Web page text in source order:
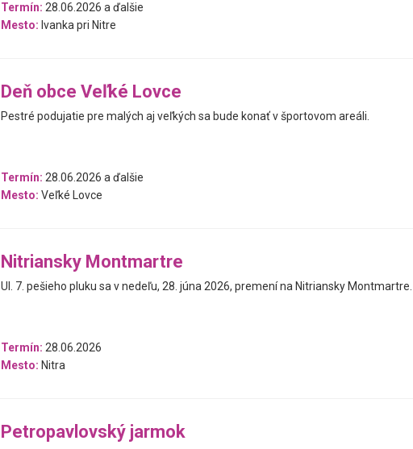
Termín: 28.06.2026 a ďalšie
Mesto: Ivanka pri Nitre
Deň obce Veľké Lovce
Pestré podujatie pre malých aj veľkých sa bude konať v športovom areáli.
Termín: 28.06.2026 a ďalšie
Mesto: Veľké Lovce
Nitriansky Montmartre
Ul. 7. pešieho pluku sa v nedeľu, 28. júna 2026, premení na Nitriansky Montmartre.
Termín: 28.06.2026
Mesto: Nitra
Petropavlovský jarmok